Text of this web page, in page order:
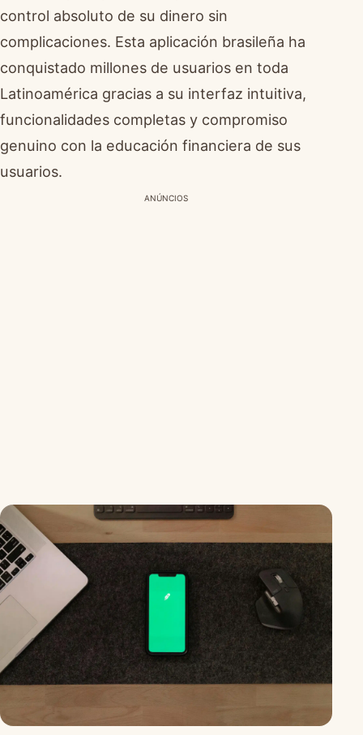
control absoluto de su dinero sin
complicaciones. Esta aplicación brasileña ha
conquistado millones de usuarios en toda
Latinoamérica gracias a su interfaz intuitiva,
funcionalidades completas y compromiso
genuino con la educación financiera de sus
usuarios.
ANÚNCIOS